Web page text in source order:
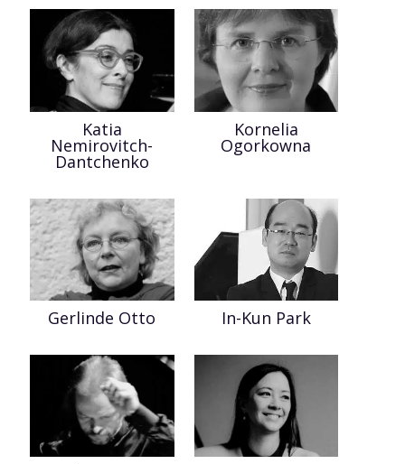
Katia
Nemirovitch-
Dantchenko
Kornelia
Ogorkowna
Gerlinde Otto In-Kun Park